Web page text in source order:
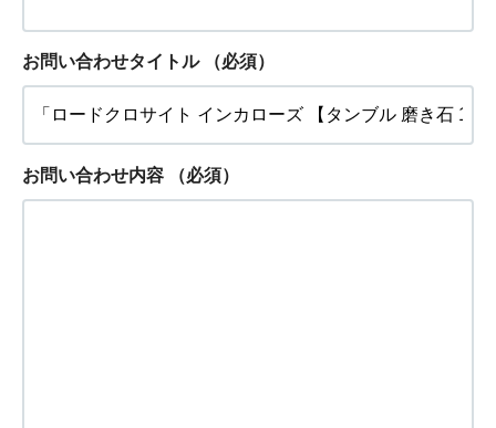
お問い合わせタイトル （必須）
お問い合わせ内容 （必須）